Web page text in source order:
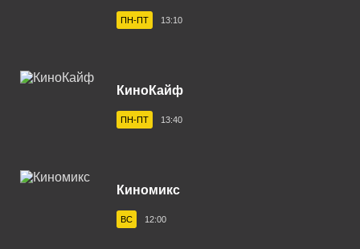
Владимир 102.9 FM
Волгоград 100.6 FM
Волгодонск 100.3 FM
Волхов 107.2 FM
Воркута 102.2 FM
ПН-ПТ 13:10
КиноКайф
ПН-ПТ 13:40
Киномикс
ВС 12:00